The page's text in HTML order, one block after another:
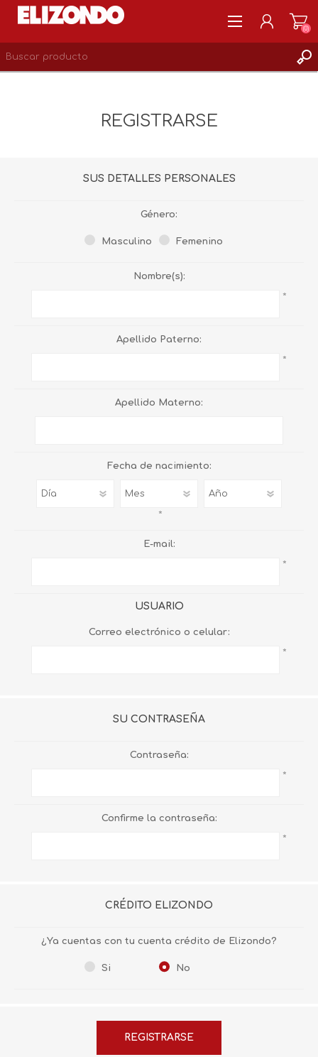
(0)
REGISTRARSE
SUS DETALLES PERSONALES
Género:
Masculino Femenino
Nombre(s):
*
Apellido Paterno:
*
Apellido Materno:
Fecha de nacimiento:
*
E-mail:
*
USUARIO
Correo electrónico o celular:
*
SU CONTRASEÑA
Contraseña:
*
Confirme la contraseña:
*
CRÉDITO ELIZONDO
¿Ya cuentas con tu cuenta crédito de Elizondo?
Si No